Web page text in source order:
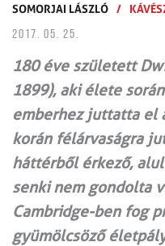
SOMORJAI LÁSZLÓ /
2017. 05. 25.
180 éve született
1899), aki élete
emberhez juttatta el
korán félárvaságra
háttérből érkező,
senki nem gondolta
Cambridge-ben fog
gyümölcsöző